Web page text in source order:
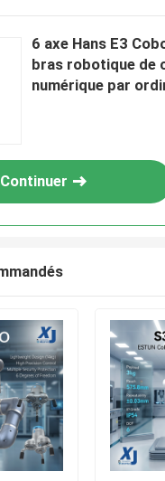
6 axe Hans E3
bras robotique de
numérique par
Continuer